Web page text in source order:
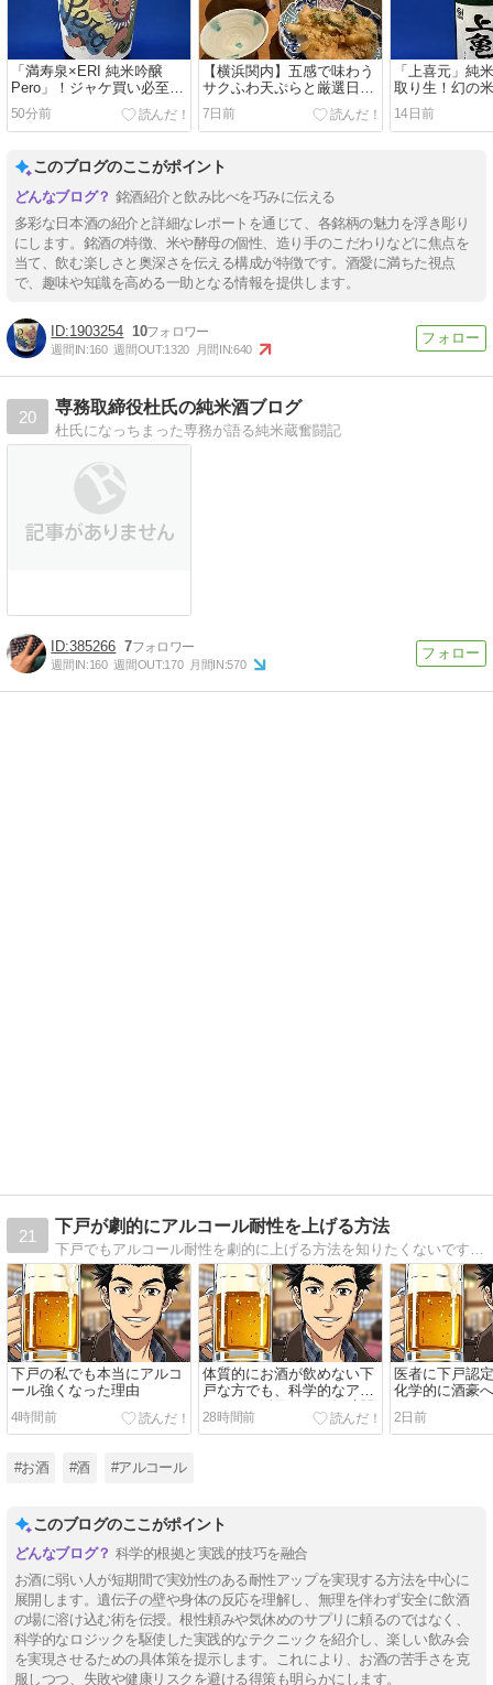
「満寿泉×ERI 純米吟醸
Pero」！ジャケ買い必至。
ペロリと飲めちゃう超キュ
ートな夏酒
50分前
【横浜関内】五感で味わう
サクふわ天ぷらと厳選日本
酒！「天七」で過ごす大人
の贅沢時間
7日前
「上喜元」純
取り生！幻の
贅沢すぎる"し
魅せる極上の滴
14日前
このブログのここがポイント
銘酒紹介と飲み比べを巧みに伝える
多彩な日本酒の紹介と詳細なレポートを通じて、各銘柄の魅力を浮き彫り
にします。銘酒の特徴、米や酵母の個性、造り手のこだわりなどに焦点を
当て、飲む楽しさと奥深さを伝える構成が特徴です。酒愛に満ちた視点
で、趣味や知識を高める一助となる情報を提供します。
1903254 10
週間IN:160 週間OUT:1320 月間IN:640
20
専務取締役杜氏の純米酒ブログ
杜氏になっちまった専務が語る純米蔵奮闘記
385266 7
週間IN:160 週間OUT:170 月間IN:570
21
下戸が劇的にアルコール耐性を上げる方法
下戸の私でも本当にアルコ
ール強くなった理由
4時間前
体質的にお酒が飲めない下
戸な方でも、科学的なアプ
ローチを活用すれば短時間
で劇的にアルコール耐性を
28時間前
医者に下戸認
化学的に酒豪
2日前
#お酒 #酒 #アルコール
このブログのここがポイント
科学的根拠と実践的技巧を融合
お酒に弱い人が短期間で実効性のある耐性アップを実現する方法を中心に
展開します。遺伝子の壁や身体の反応を理解し、無理を伴わず安全に飲酒
の場に溶け込む術を伝授。根性頼みや気休めのサプリに頼るのではなく、
科学的なロジックを駆使した実践的なテクニックを紹介し、楽しい飲み会
を実現させるための具体策を提示します。これにより、お酒の苦手さを克
服しつつ、失敗や健康リスクを避ける得策も明らかにします。